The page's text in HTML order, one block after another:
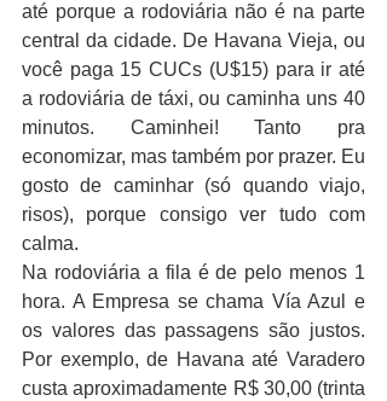
até porque a rodoviária não é na parte
central da cidade. De Havana Vieja, ou
você paga 15 CUCs (U$15) para ir até
a rodoviária de táxi, ou caminha uns 40
minutos. Caminhei! Tanto pra
economizar, mas também por prazer. Eu
gosto de caminhar (só quando viajo,
risos), porque consigo ver tudo com
calma.
Na rodoviária a fila é de pelo menos 1
hora. A Empresa se chama Vía Azul e
os valores das passagens são justos.
Por exemplo, de Havana até Varadero
custa aproximadamente R$ 30,00 (trinta